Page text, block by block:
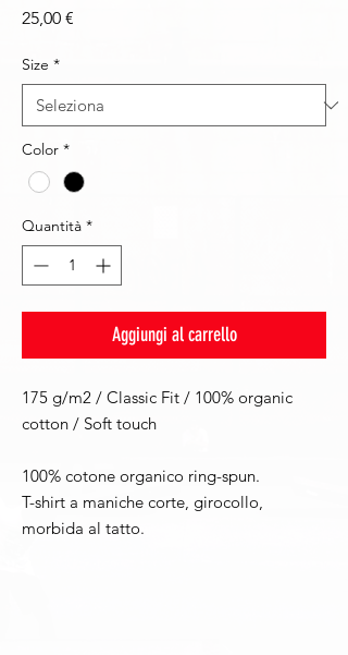
25,00 €
Size *
Color *
Quantità *
Aggiungi al carrello
175 g/m2 / Classic Fit / 100% organic
cotton / Soft touch
100% cotone organico ring-spun.
T-shirt a maniche corte, girocollo,
morbida al tatto.